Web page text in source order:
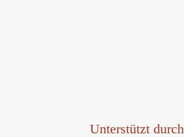
Unterstützt durch